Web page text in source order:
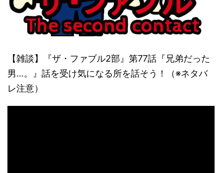
【雑談】『ザ・ファブル2部』第77話『兄弟だった
男…。』話を受け気になる所を話そう！（※ネタバ
レ注意）